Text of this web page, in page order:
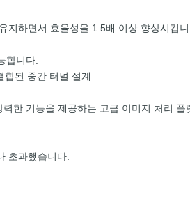
하면서 효율성을 1.5배 이상 향상시킵니
합니다.
합된 중간 터널 설계
한 기능을 제공하는 고급 이미지 처리 플
초과했습니다.